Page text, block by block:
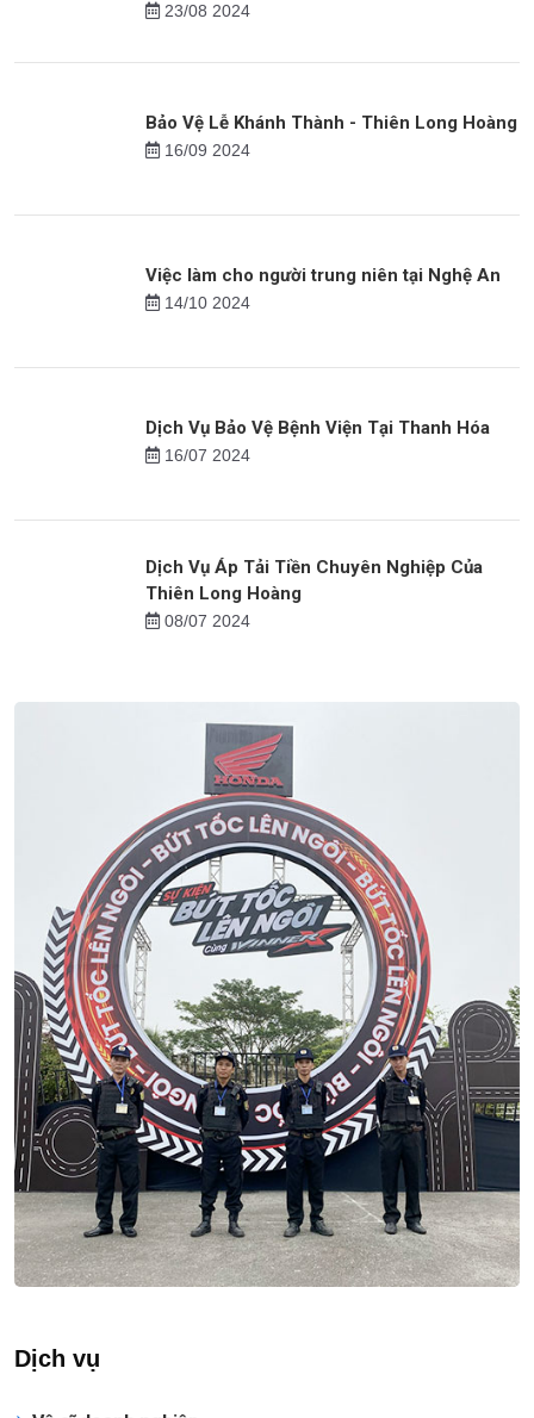
Dịch Vụ Bảo Vệ Nhà – Phòng Trọ Chuyên
Nghiệp Tại Bắc Ninh
Bảo Vệ Lễ Khánh Thành - Thiên Long Hoàng
Việc làm cho người trung niên tại Nghệ An
Dịch Vụ Bảo Vệ Bệnh Viện Tại Thanh Hóa
16/07 2024
Dịch Vụ Áp Tải Tiền Chuyên Nghiệp Của
Thiên Long Hoàng
08/07 2024